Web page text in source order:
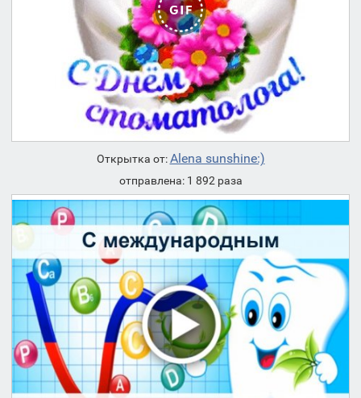
Открытка от:Alena sunshine:)
отправлена: 1 892 раза